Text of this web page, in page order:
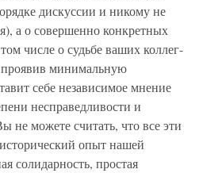
дискуссии и никому не
а о совершенно конкретных
числе о судьбе ваших коллег-
минимальную
себе независимое мнение
несправедливости и
не можете считать, что все эти
опыт нашей
солидарность, простая